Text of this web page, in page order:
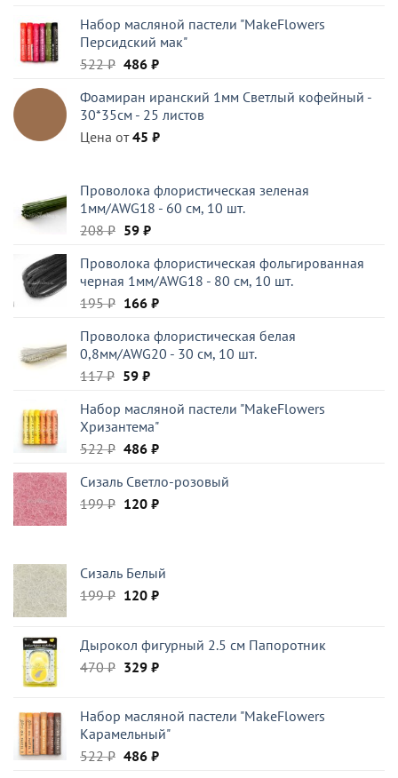
Набор масляной пастели "MakeFlowers
Персидский мак"
522₽ Первоначальная
составляла
522 ₽.
486 ₽Текущая
486 ₽.
Фоамиран иранский 1мм Светлый кофейный -
30*35см - 25 листов
Цена от45 ₽
Проволока флористическая зеленая
1мм/AWG18 - 60 см, 10 шт.
208₽ Первоначальная
составляла
208 ₽.
59 ₽Текущая
59 ₽.
Проволока флористическая фольгированная
черная 1мм/AWG18 - 80 см, 10 шт.
195₽ Первоначальная
составляла
195 ₽.
166 ₽Текущая
166 ₽.
Проволока флористическая белая
0,8мм/AWG20 - 30 см, 10 шт.
117₽ Первоначальная
составляла
117 ₽.
59 ₽Текущая
59 ₽.
Набор масляной пастели "MakeFlowers
Хризантема"
522₽ Первоначальная
составляла
522 ₽.
486 ₽Текущая
486 ₽.
Сизаль Светло-розовый
199₽ Первоначальная
120 ₽Текущая
Сизаль Белый
199₽ Первоначальная
199 ₽.
120 ₽Текущая
Дырокол фигурный 2.5 см Папоротник
470₽ Первоначальная
470 ₽.
329 ₽Текущая
Набор масляной пастели "MakeFlowers
Карамельный"
522₽ Первоначальная
486 ₽Текущая